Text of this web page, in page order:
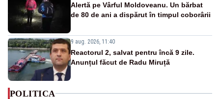
Alertă pe Vârful Moldoveanu. Un bărbat
de 80 de ani a dispărut în timpul coborârii
9 aug. 2026, 11:40
Reactorul 2, salvat pentru încă 9 zile.
Anunțul făcut de Radu Miruță
POLITICA